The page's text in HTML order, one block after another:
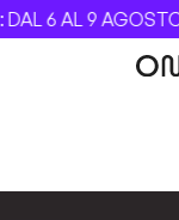
6 AL 9 AGOSTO A